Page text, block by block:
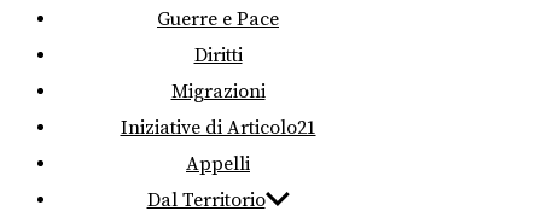
Guerre e Pace
Diritti
Migrazioni
Iniziative di Articolo21
Appelli
Dal Territorio